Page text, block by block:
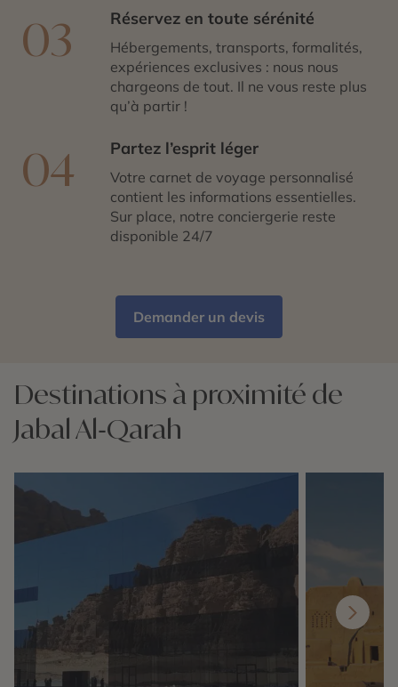
03 Réservez en toute sérénité
Hébergements, transports, formalités,
expériences exclusives : nous nous
chargeons de tout. Il ne vous reste plus
qu’à partir !
04 Partez l’esprit léger
Votre carnet de voyage personnalisé
contient les informations essentielles.
Sur place, notre conciergerie reste
disponible 24/7
Demander un devis
Destinations à proximité de
Jabal Al‑Qarah